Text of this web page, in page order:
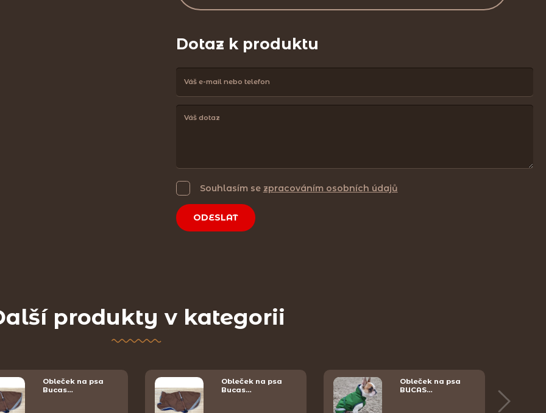
Dotaz k produktu
Souhlasím se zpracováním osobních údajů
ODESLAT
produkty v kategorii
Obleček na psa
Bucas…
Obleček na psa
Bucas…
Obleček na psa
BUCAS…